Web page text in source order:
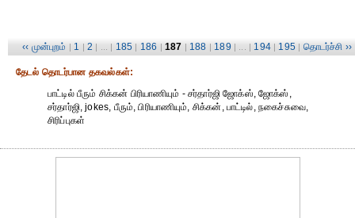
‹‹ முன்புறம் | 1 | 2 | ... | 185 | 186 | 187 | 188 | 189 | ... | 194 | 195 | தொடர்ச்சி ››
தேட‌ல் தொட‌ர்பான தகவ‌ல்க‌ள்:
பாட்டில் பீரும் சிக்கன் பிரியாணியும் - சர்தார்ஜி ஜோக்ஸ், ஜோக்ஸ்,
சர்தார்ஜி, jokes, பீரும், பிரியாணியும், சிக்கன், பாட்டில், நகைச்சுவை,
சிரிப்புகள்